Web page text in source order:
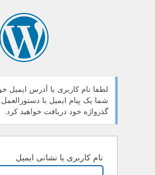
لطفا نام کاربری یا آدرس ایمیل
شما یک پیام ایمیل با
گذرواژه خود دریافت خواهید کرد.
نام کاربری یا نشانی ایمیل